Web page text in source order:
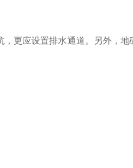
更应设置排水通道。另外，地